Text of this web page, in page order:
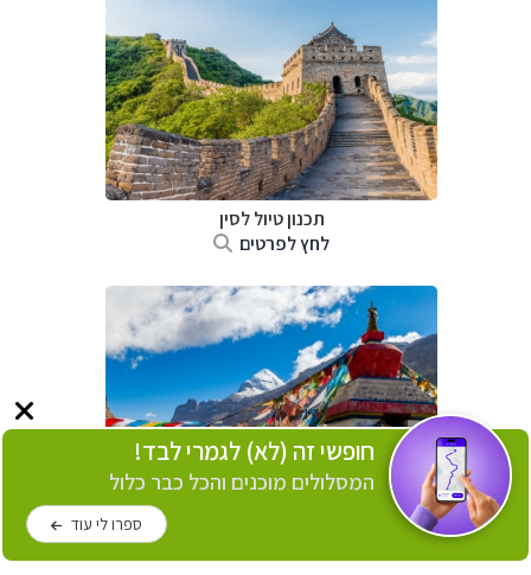
תכנון טיוללסין
לחץ לפרטים
חופשי זה (לא) לגמרי לבד!
המסלולים מוכנים והכל כבר כלול
ספרו לי עוד